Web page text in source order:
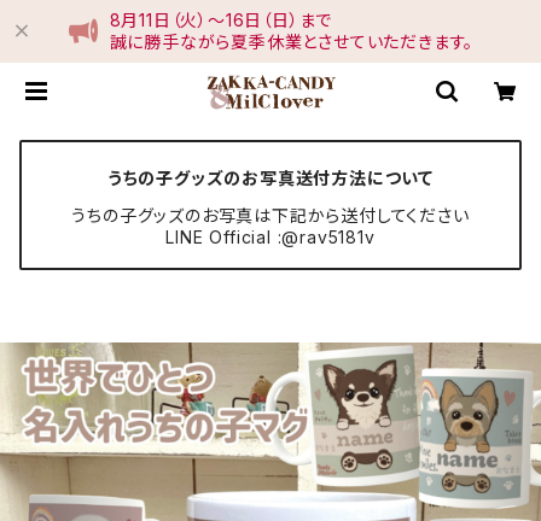
8月11日（火）〜16日（日）まで
誠に勝手ながら夏季休業とさせていただきます。
うちの子グッズのお写真送付方法について
うちの子グッズのお写真は下記から送付してください
LINE Official :@rav5181v